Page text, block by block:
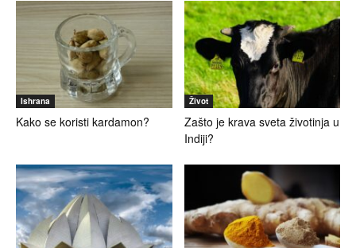
Ishrana
Kako se koristi kardamon?
Život
Zašto je krava sveta životinja u
Indiji?